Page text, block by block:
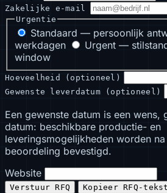
Zakelijke e-mail
Urgentie
Standaard — persoonlijk
werkdagen
Urgent —
window
Hoeveelheid (optioneel)
Gewenste leverdatum (optioneel)
Een gewenste datum is een wens,
datum: beschikbare productie- en
leveringsmogelijkheden worden
beoordeling bevestigd.
Website
Verstuur RFQ Kopieer RFQ-tekst